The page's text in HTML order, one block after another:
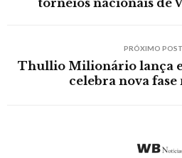
torneios nacionais de
PRÓXIMO POST
Thullio Milionário lança
celebra nova